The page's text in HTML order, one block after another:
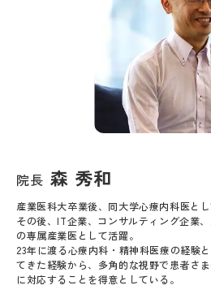
院長 森 秀和
産業医科大卒業後、同大学心療内科医とし
その後、IT企業、コンサルティング企業
の専属産業医として活躍。
23年に渡る心療内科・精神科医療の経験
てきた経験から、多角的な視野で患者さ
に対応することを得意としている。